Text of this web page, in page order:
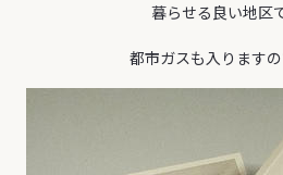
暮らせる良い地区
都市ガスも入ります